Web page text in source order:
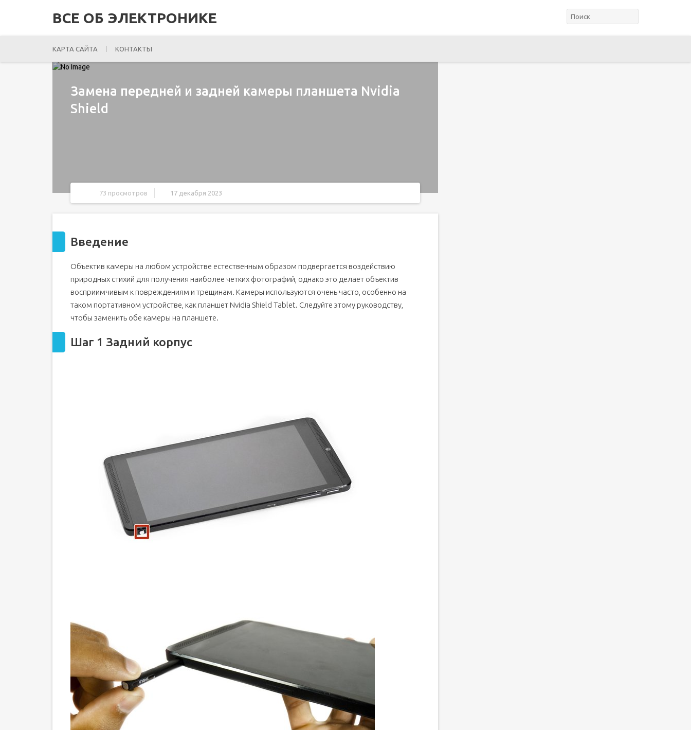
ВСЕ ОБ ЭЛЕКТРОНИКЕ
КАРТА САЙТА КОНТАКТЫ
Замена передней и задней камеры планшета Nvidia
Shield
73 просмотров 17 декабря 2023
Введение
Объектив камеры на любом устройстве естественным образом подвергается воздействию
природных стихий для получения наиболее четких фотографий, однако это делает объектив
восприимчивым к повреждениям и трещинам. Камеры используются очень часто, особенно на
таком портативном устройстве, как планшет Nvidia Shield Tablet. Следуйте этому руководству,
чтобы заменить обе камеры на планшете.
Шаг 1 Задний корпус